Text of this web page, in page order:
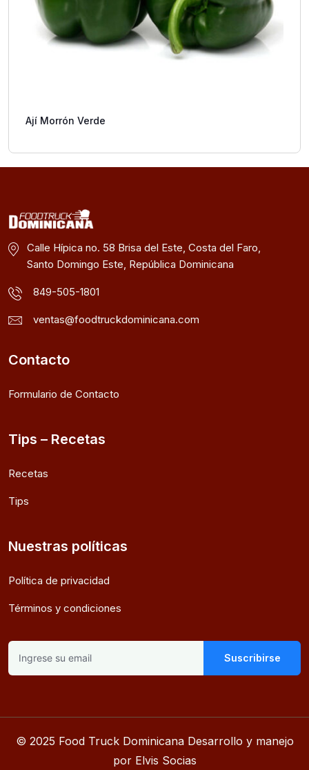
Ají Morrón Verde
Calle Hípica no. 58 Brisa del Este, Costa del Faro,
Santo Domingo Este, República Dominicana
849-505-1801
ventas@foodtruckdominicana.com
Contacto
Formulario de Contacto
Tips – Recetas
Recetas
Tips
Nuestras políticas
Política de privacidad
Términos y condiciones
Suscribirse
© 2025 Food Truck Dominicana Desarrollo y manejo
por Elvis Socias